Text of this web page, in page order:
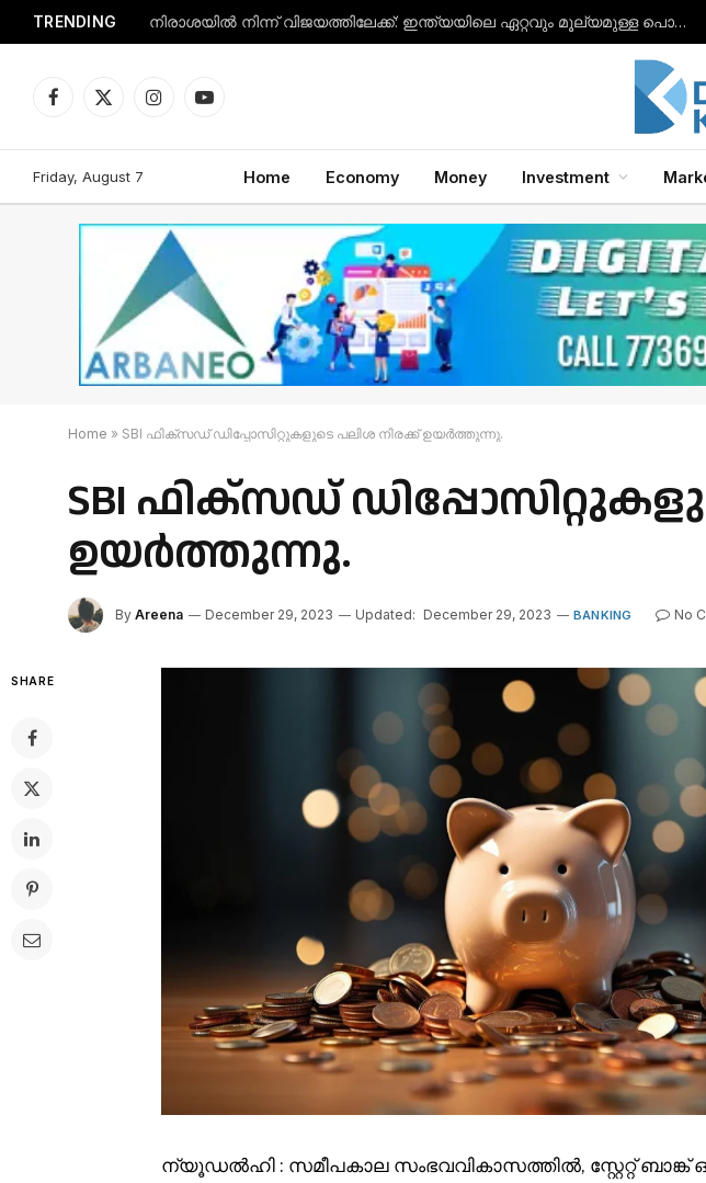
TRENDING നിരാശയിൽ നിന്ന് വിജയത്തിലേക്ക്: ഇന്ത്യയിലെ ഏറ്റവും മൂല്യമുള്ള പൊതുമേഖലാ സ്ഥാപനമായി എൽഐസി ഉയർന്നു.
Facebook
X
InstagramYouTube
Friday, August 7 Home Economy Money Investment
Home » SBI ഫിക്സഡ് ഡിപ്പോസിറ്റുകളുടെ പലിശ നിരക്ക് ഉയർത്തുന്നു.
SBI ഫിക്സഡ്
ഉയർത്തുന്നു.
By Areena December 29, 2023 Updated: December 29, 2023 BANKING No
SHARE
ന്യൂഡൽഹി : സമീപകാല സംഭവവികാസത്തിൽ, സ്റ്റേറ്റ്